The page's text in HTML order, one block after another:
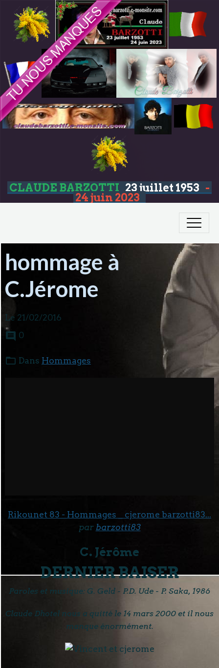
CLAUDE BARZOTTI 23 juillet 1953 -
24 juin 2023
hommage à
C.Jérome
Le 21/02/2016
0
Dans Hommages
Rikounet 83 - Hommages _ cjerome barzotti83...
par barzotti83
C. Jérôme
DERNIER BAISER
Paroles et musique: G. Geld - P.D. Ude - P. Saka, 1986
Claude Dhotel nous a quitté le 14 mars 2000 et il nous
manque énormément.